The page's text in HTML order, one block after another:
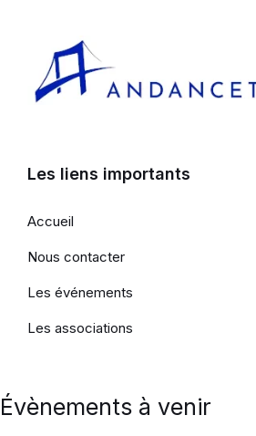
Les liens importants
Accueil
Nous contacter
Les événements
Les associations
Évènements à venir